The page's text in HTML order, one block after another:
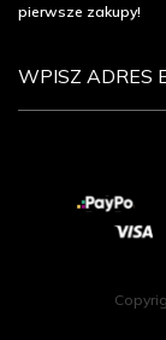
pierwsze zakupy!